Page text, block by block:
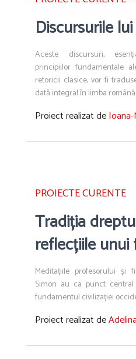
Discursurile
Aceste discursuri,
principiilor fundamentale
retoricii clasice, vor fi
dată integral în limba română.
Proiect realizat de
PROIECTE CURENTE
Tradiția
reflecțiile
Meditațiile profesorului și
Simon au ca punct
fundamentul civilizației
Proiect realizat de